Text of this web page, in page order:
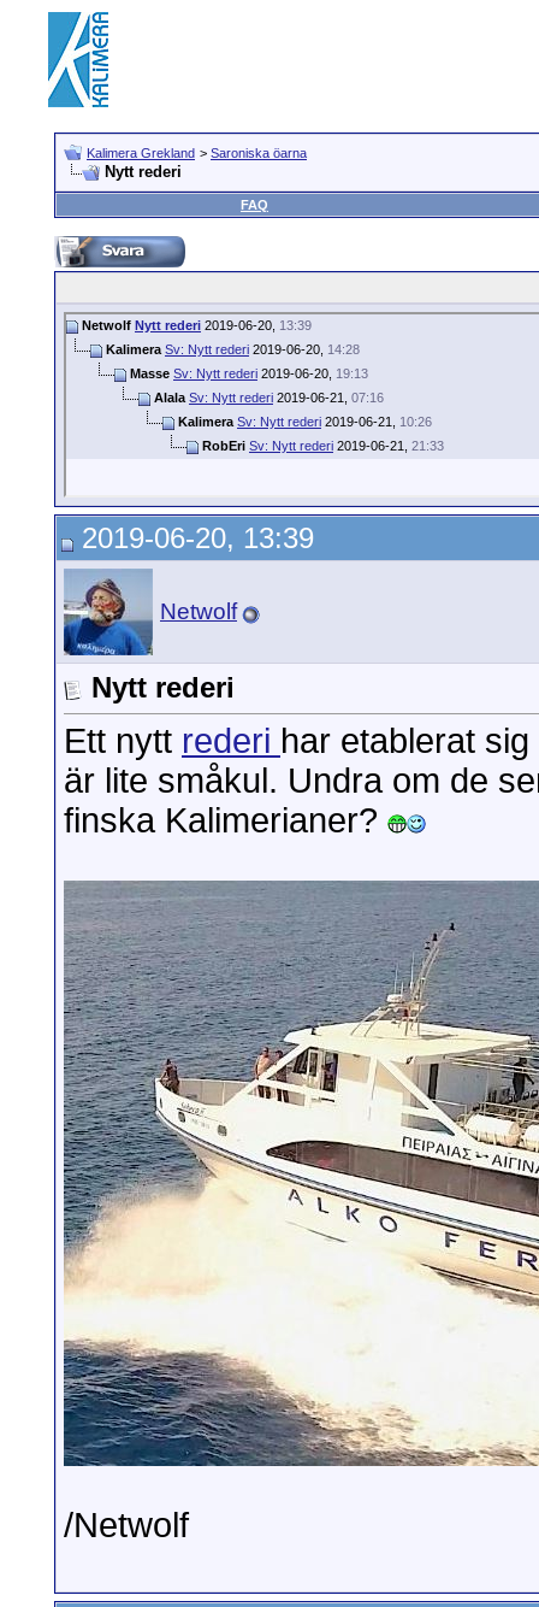
Kalimera Grekland > Saroniska öarna
Nytt rederi
FAQ
Netwolf Nytt rederi 2019-06-20, 13:39
Kalimera Sv: Nytt rederi 2019-06-20, 14:28
Masse Sv: Nytt rederi 2019-06-20, 19:13
Alala Sv: Nytt rederi 2019-06-21, 07:16
Kalimera Sv: Nytt rederi 2019-06-21, 10:26
RobEri Sv: Nytt rederi 2019-06-21, 21:33
2019-06-20, 13:39
Netwolf
Nytt rederi
Ett nytt rederi har etablerat
är lite småkul. Undra om de
finska Kalimerianer?
/Netwolf